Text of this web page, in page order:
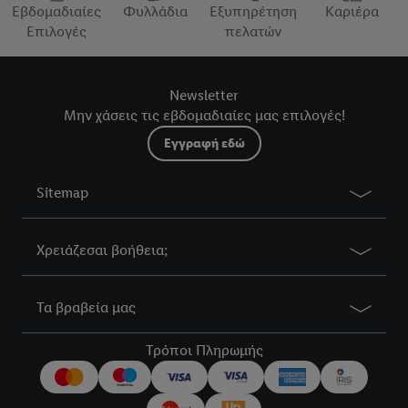
Εβδομαδιαίες
Επιλογές
Φυλλάδια
Εξυπηρέτηση
πελατών
Καριέρα
Newsletter
Μην χάσεις τις εβδομαδιαίες μας επιλογές!
Εγγραφή εδώ
Sitemap
Χρειάζεσαι βοήθεια;
Τα βραβεία μας
Τρόποι Πληρωμής